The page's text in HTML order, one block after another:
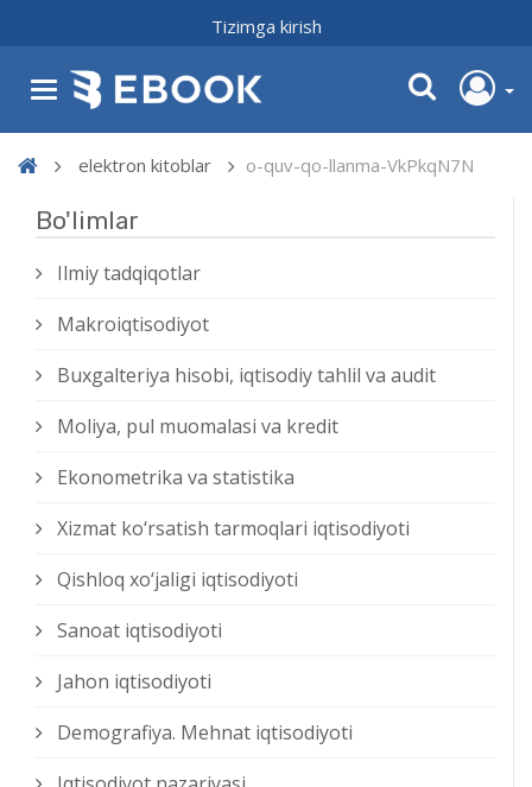
Tizimga kirish
elektron kitoblar o-quv-qo-llanma-VkPkqN7N
Bo'limlar
Ilmiy tadqiqotlar
Makroiqtisodiyot
Buxgalteriya hisobi, iqtisodiy tahlil va audit
Moliya, pul muomalasi va kredit
Ekonometrika va statistika
Xizmat kо‘rsatish tarmoqlari iqtisodiyoti
Qishloq xо‘jaligi iqtisodiyoti
Sanoat iqtisodiyoti
Jahon iqtisodiyoti
Demografiya. Mehnat iqtisodiyoti